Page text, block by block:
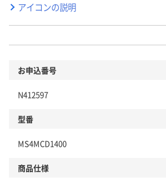
アイコンの説明
お申込番号
N412597
型番
MS4MCD1400
商品仕様